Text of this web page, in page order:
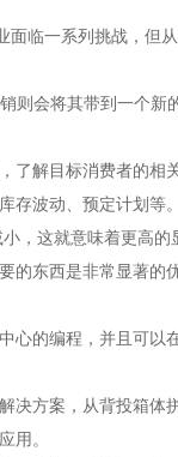
临一系列挑战，但
则会将其带到一个
解目标消费者的相
存波动、预定计划等。
这就意味着更高的
东西是非常显著的
编程，并且可以
方案，从背投箱
用。